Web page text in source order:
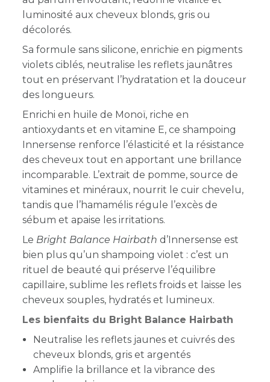
luminosité aux cheveux blonds, gris ou
décolorés.
Sa formule sans silicone, enrichie en pigments
violets ciblés, neutralise les reflets jaunâtres
tout en préservant l’hydratation et la douceur
des longueurs.
Enrichi en huile de Monoï, riche en
antioxydants et en vitamine E, ce shampoing
Innersense renforce l’élasticité et la résistance
des cheveux tout en apportant une brillance
incomparable. L’extrait de pomme, source de
vitamines et minéraux, nourrit le cuir chevelu,
tandis que l’hamamélis régule l’excès de
sébum et apaise les irritations.
Le Bright Balance Hairbath d’Innersense est
bien plus qu’un shampoing violet : c’est un
rituel de beauté qui préserve l’équilibre
capillaire, sublime les reflets froids et laisse les
cheveux souples, hydratés et lumineux.
Les bienfaits du Bright Balance Hairbath
Neutralise les reflets jaunes et cuivrés des
cheveux blonds, gris et argentés
Amplifie la brillance et la vibrance des